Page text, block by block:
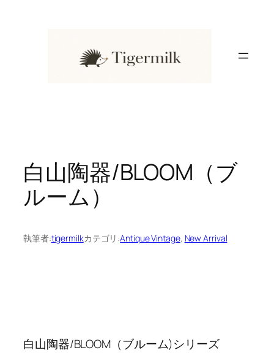
白山陶器/BLOOM（ブ
ルーム）
執筆者:tigermilkカテゴリ:Antique Vintage, New Arrival
白山陶器/BLOOM（ブルーム)シリーズ